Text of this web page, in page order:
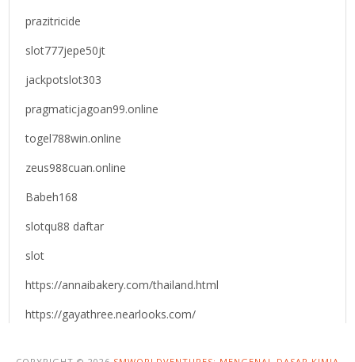
prazitricide
slot777jepe50jt
jackpotslot303
pragmaticjagoan99.online
togel788win.online
zeus988cuan.online
Babeh168
slotqu88 daftar
slot
https://annaibakery.com/thailand.html
https://gayathree.nearlooks.com/